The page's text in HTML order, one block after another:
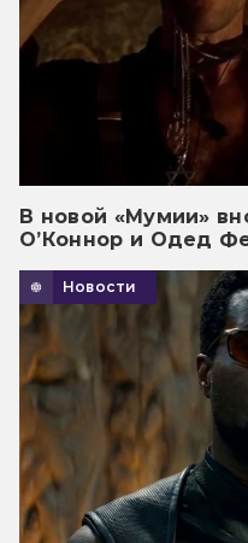
В новой «Мумии»
О’Коннор и Одед
Новости